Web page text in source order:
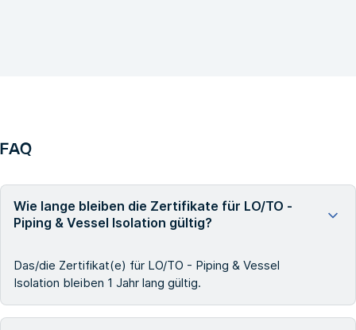
FAQ
Wie lange bleiben die Zertifikate für LO/TO -
Piping & Vessel Isolation gültig?
Das/die Zertifikat(e) für LO/TO - Piping & Vessel
Isolation bleiben 1 Jahr lang gültig.